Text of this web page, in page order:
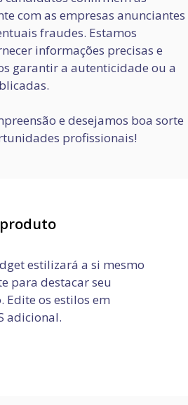
com as empresas anunciantes
fraudes. Estamos
informações precisas e
garantir a autenticidade ou a
e desejamos boa sorte
profissionais!
estilizará a si mesmo
para destacar seu
os estilos em
adicional.